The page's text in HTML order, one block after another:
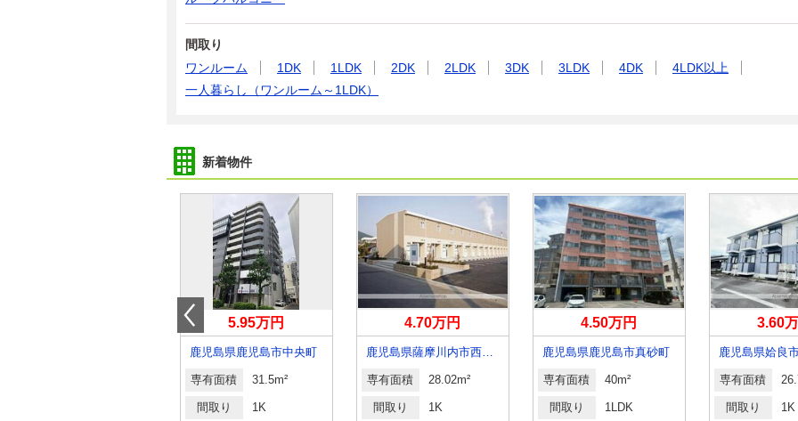
間取り
ワンルーム
1DK 1LDK 2DK 2LDK 3DK 3LDK 4DK
4LDK以上
一人暮らし（ワンルーム～1LDK）
新着物件
5.95万円
鹿児島県鹿児島市中央町
専有面積 31.5m²
間取り 1K
4.70万円
鹿児島県薩摩川内市西開聞町
専有面積 28.02m²
間取り 1K
4.50万円
鹿児島県鹿児島市真砂町
専有面積 40m²
間取り 1LDK
3.60
専有面積
間取り 1K